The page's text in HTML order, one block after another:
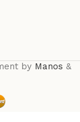
by Manos &